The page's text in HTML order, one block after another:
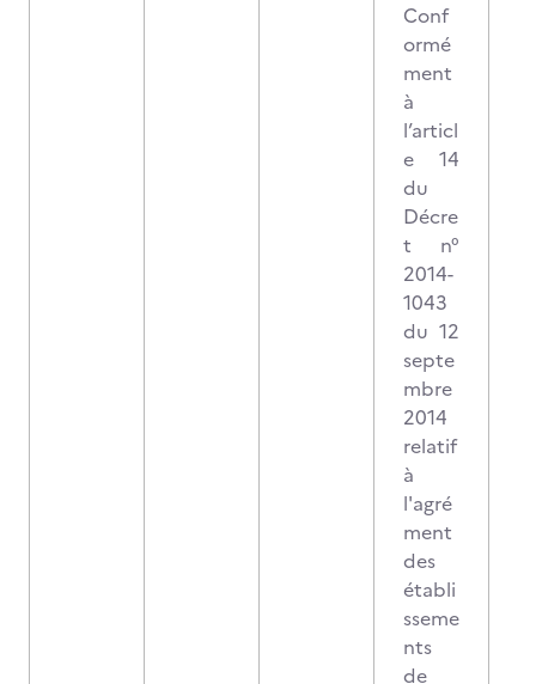
Conf
ormé
ment
à
l’articl
e 14
du
Décre
t n°
2014-
1043
du 12
septe
mbre
2014
relatif
à
l'agré
ment
des
établi
sseme
nts
de